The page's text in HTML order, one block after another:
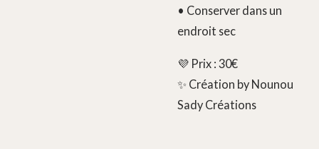
• Conserver dans un
endroit sec
💜 Prix : 30€
✨ Création by Nounou
Sady Créations